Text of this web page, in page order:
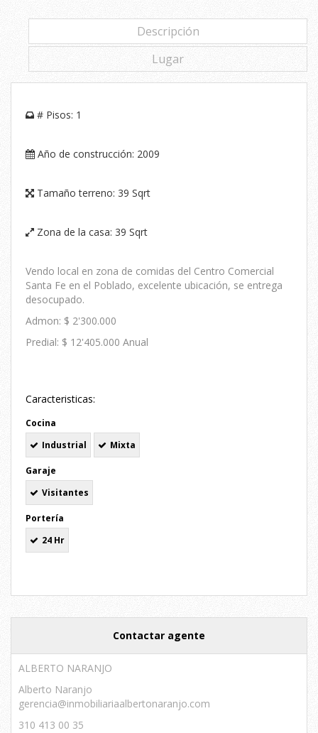
Descripción
Lugar
# Pisos: 1
Año de construcción: 2009
Tamaño terreno: 39 Sqrt
Zona de la casa: 39 Sqrt
Vendo local en zona de comidas del Centro Comercial
Santa Fe en el Poblado, excelente ubicación, se entrega
desocupado.
Admon: $ 2'300.000
Predial: $ 12'405.000 Anual
Caracteristicas:
Cocina
Industrial
Mixta
Garaje
Visitantes
Portería
24 Hr
Contactar agente
ALBERTO NARANJO
Alberto Naranjo
gerencia@inmobiliariaalbertonaranjo.com
310 413 00 35